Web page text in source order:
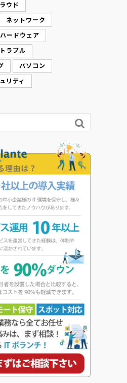
ウド
ネットワーク
ハードウェア
トラブル
パソコン
リティ